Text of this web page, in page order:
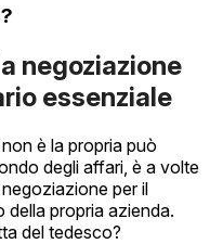
negoziazione
essenziale
è la propria può
degli affari, è a volte
per il
della propria azienda.
del tedesco?